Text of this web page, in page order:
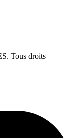
Tous droits